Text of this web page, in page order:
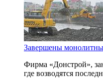
Завершены
Фирма «Донстрой»,
где возводятся